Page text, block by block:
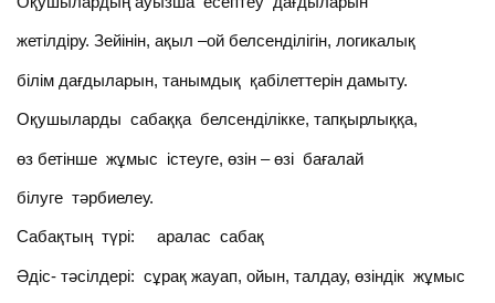
жетілдіру. Зейінін, ақыл –ой белсенділігін, логикалық
білім дағдыларын, танымдық қабілеттерін дамыту.
Оқушыларды сабаққа белсенділікке, тапқырлыққа,
өз бетінше жұмыс істеуге, өзін – өзі бағалай
білуге тәрбиелеу.
Сабақтың түрі: аралас сабақ
Әдіс- тәсілдері: сұрақ жауап, ойын, талдау, өзіндік жұмыс